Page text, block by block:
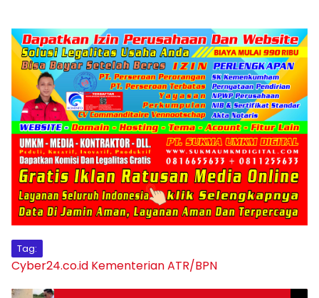
Tag:
Cyber24.co.id Kementerian ATR/BPN